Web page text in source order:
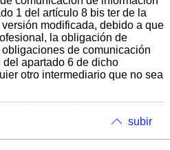
1 del artículo 8 bis ter de la
modificada, debido a que
la obligación de
de comunicación
apartado 6 de dicho
otro intermediario que no sea
subir